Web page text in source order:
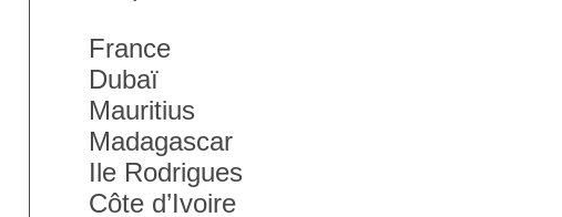
France
Dubaï
Mauritius
Madagascar
Ile Rodrigues
Côte d’Ivoire